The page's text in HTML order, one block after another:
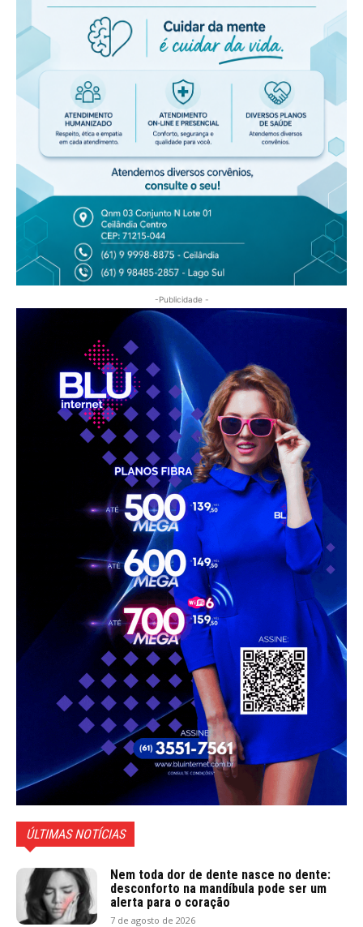
-Publicidade -
ÚLTIMAS NOTÍCIAS
Nem toda dor de dente nasce no dente:
desconforto na mandíbula pode ser um
alerta para o coração
7 de agosto de 2026